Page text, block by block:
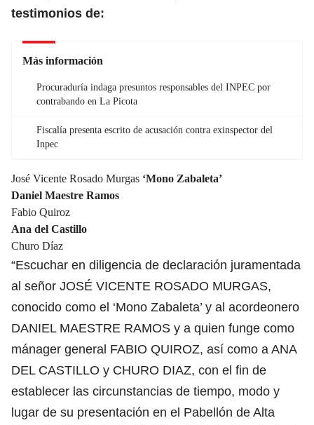
testimonios de:
Más información
Procuraduría indaga presuntos responsables del INPEC por
contrabando en La Picota
Fiscalía presenta escrito de acusación contra exinspector del
Inpec
José Vicente Rosado Murgas ‘Mono Zabaleta’
Daniel Maestre Ramos
Fabio Quiroz
Ana del Castillo
Churo Díaz
“Escuchar en diligencia de declaración juramentada
al señor JOSÉ VICENTE ROSADO MURGAS,
conocido como el ‘Mono Zabaleta’ y al acordeonero
DANIEL MAESTRE RAMOS y a quien funge como
mánager general FABIO QUIROZ, así como a ANA
DEL CASTILLO y CHURO DIAZ, con el fin de
establecer las circunstancias de tiempo, modo y
lugar de su presentación en el Pabellón de Alta